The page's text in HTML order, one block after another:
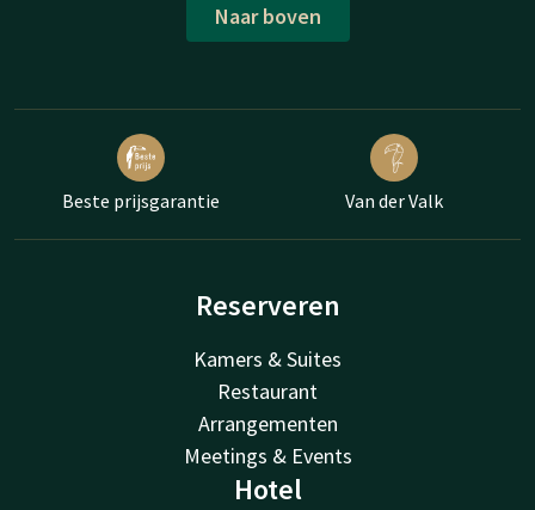
Naar boven
Beste prijsgarantie Van der Valk
Reserveren
Kamers & Suites
Restaurant
Arrangementen
Meetings & Events
Hotel